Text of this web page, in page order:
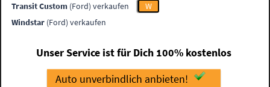
Transit Custom (Ford) verkaufen
W
Windstar (Ford) verkaufen
Unser Service ist für Dich 100% kostenlos
Auto unverbindlich anbieten!